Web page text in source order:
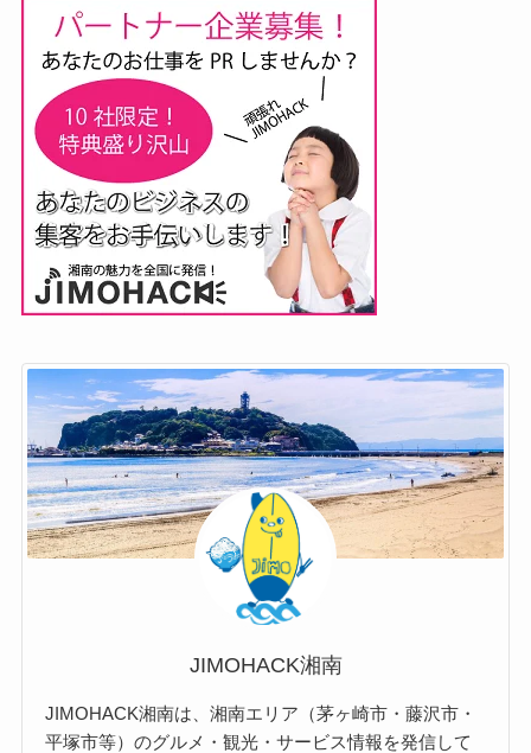
JIMOHACK湘南
JIMOHACK湘南は、湘南エリア（茅ヶ崎市・藤沢市・
平塚市等）のグルメ・観光・サービス情報を発信して